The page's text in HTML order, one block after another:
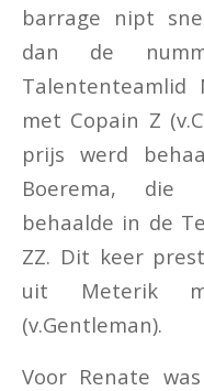
barrage nipt
dan de
Talententeamlid
met Copain Z
prijs werd
Boerema,
behaalde in de
ZZ. Dit keer
uit Meterik
(v.Gentleman).
Voor Renate